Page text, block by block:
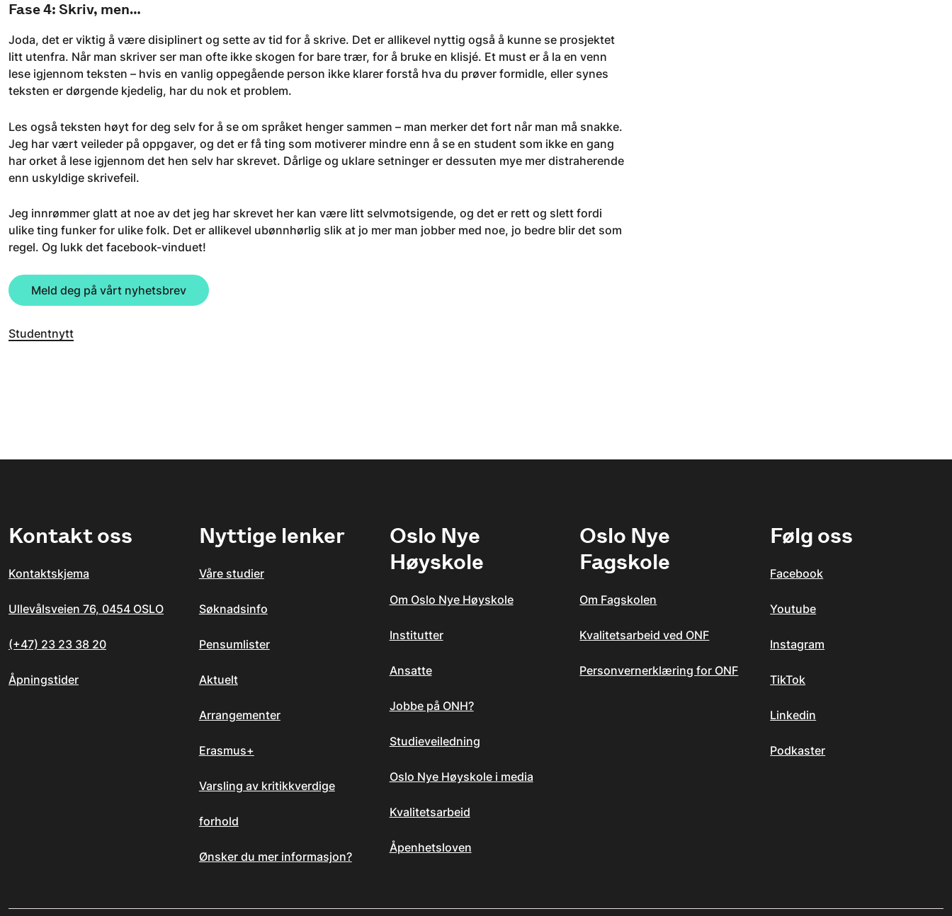
Fase 4: Skriv, men…
Joda, det er viktig å være disiplinert og sette av tid for å skrive. Det er allikevel nyttig også å kunne se prosjektet
litt utenfra. Når man skriver ser man ofte ikke skogen for bare trær, for å bruke en klisjé. Et must er å la en venn
lese igjennom teksten – hvis en vanlig oppegående person ikke klarer forstå hva du prøver formidle, eller synes
teksten er dørgende kjedelig, har du nok et problem.
Les også teksten høyt for deg selv for å se om språket henger sammen – man merker det fort når man må snakke.
Jeg har vært veileder på oppgaver, og det er få ting som motiverer mindre enn å se en student som ikke en gang
har orket å lese igjennom det hen selv har skrevet. Dårlige og uklare setninger er dessuten mye mer distraherende
enn uskyldige skrivefeil.
Jeg innrømmer glatt at noe av det jeg har skrevet her kan være litt selvmotsigende, og det er rett og slett fordi
ulike ting funker for ulike folk. Det er allikevel ubønnhørlig slik at jo mer man jobber med noe, jo bedre blir det som
regel. Og lukk det facebook-vinduet!
Meld deg på vårt nyhetsbrev
Studentnytt
Kontakt oss
Kontaktskjema
Ullevålsveien 76, 0454 OSLO
(+47) 23 23 38 20
Åpningstider
Nyttige lenker
Våre studier
Søknadsinfo
Pensumlister
Aktuelt
Arrangementer
Erasmus+
Varsling av kritikkverdige
forhold
Ønsker du mer informasjon?
Oslo Nye
Høyskole
Om Oslo Nye Høyskole
Institutter
Ansatte
Jobbe på ONH?
Studieveiledning
Oslo Nye Høyskole i media
Kvalitetsarbeid
Åpenhetsloven
Oslo Nye
Fagskole
Om Fagskolen
Kvalitetsarbeid ved ONF
Personvernerklæring for ONF
Følg oss
Facebook
Youtube
Instagram
TikTok
Linkedin
Podkaster